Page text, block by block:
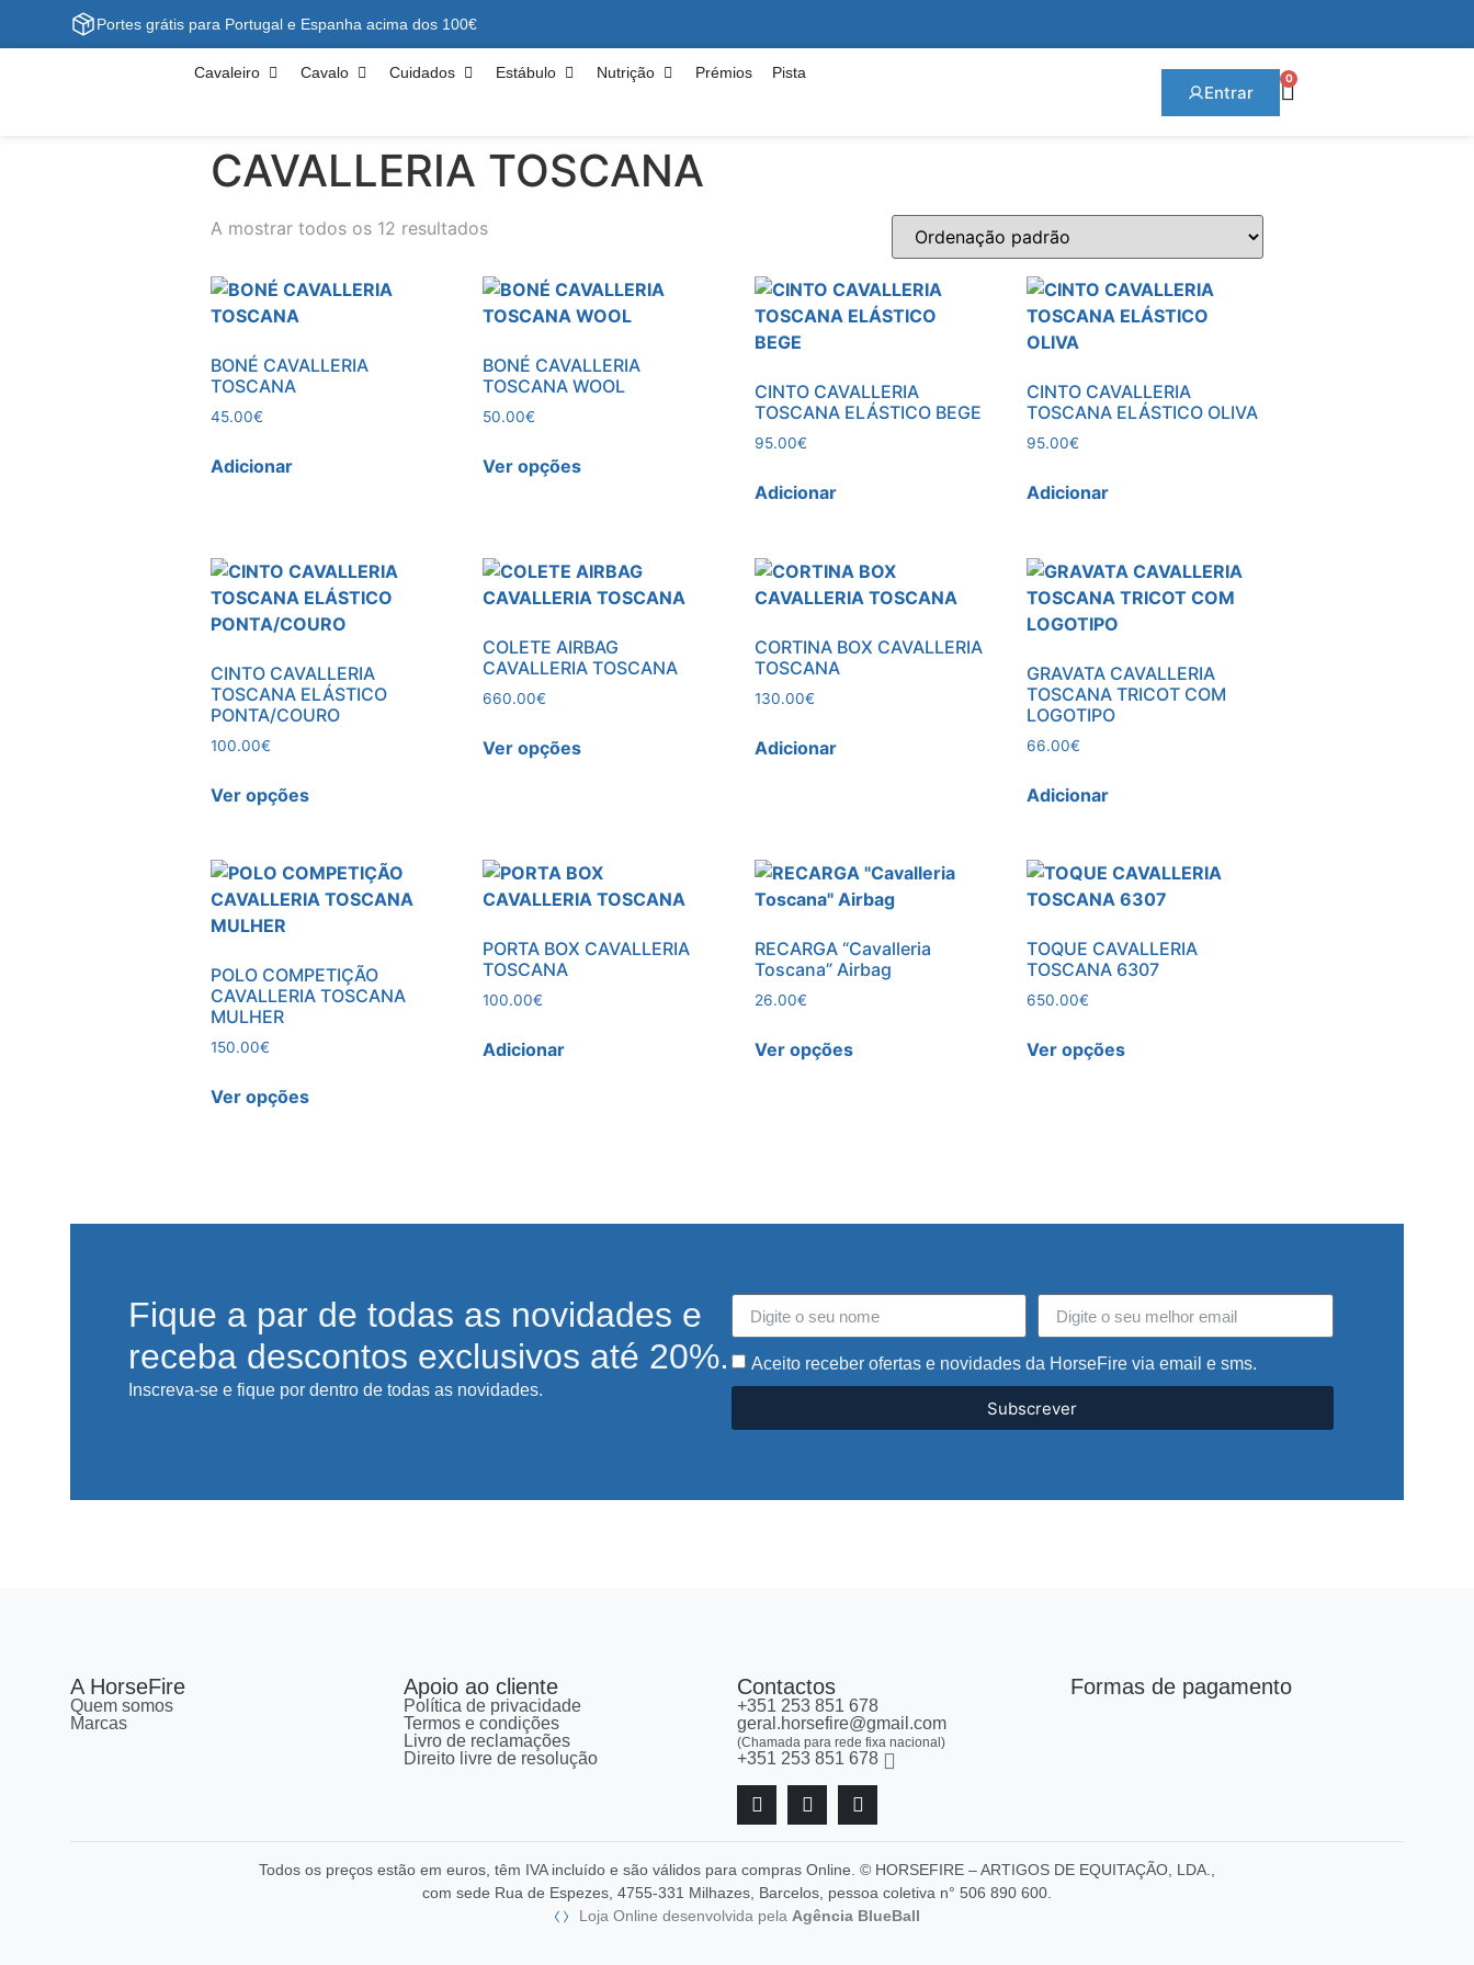
Portes grátis para Portugal e Espanha acima dos 100€
Cavaleiro Cavalo Cuidados Estábulo Nutrição Prémios Pista
Entrar
0
CAVALLERIA TOSCANA
A mostrar todos os 12 resultados
BONÉ CAVALLERIA
TOSCANA
45.00€
Adicionar
BONÉ CAVALLERIA
TOSCANA WOOL
50.00€
Ver opções
CINTO CAVALLERIA
TOSCANA ELÁSTICO BEGE
95.00€
Adicionar
CINTO CAVALLERIA
TOSCANA ELÁSTICO OLIVA
95.00€
Adicionar
CINTO CAVALLERIA
TOSCANA ELÁSTICO
PONTA/COURO
100.00€
Ver opções
COLETE AIRBAG
CAVALLERIA TOSCANA
660.00€
Ver opções
CORTINA BOX CAVALLERIA
TOSCANA
130.00€
Adicionar
GRAVATA CAVALLERIA
TOSCANA TRICOT COM
LOGOTIPO
66.00€
Adicionar
POLO COMPETIÇÃO
CAVALLERIA TOSCANA
MULHER
150.00€
Ver opções
PORTA BOX CAVALLERIA
TOSCANA
100.00€
Adicionar
RECARGA “Cavalleria
Toscana” Airbag
26.00€
Ver opções
TOQUE CAVALLERIA
TOSCANA 6307
650.00€
Ver opções
Fique a par de todas as novidades e
receba descontos exclusivos até 20%.
Inscreva-se e fique por dentro de todas as novidades.
Aceito receber ofertas e novidades da HorseFire via email e sms.
Subscrever
A HorseFire
Quem somos
Marcas
Apoio ao cliente
Política de privacidade
Termos e condições
Livro de reclamações
Direito livre de resolução
Contactos
+351 253 851 678
geral.horsefire@gmail.com
(Chamada para rede fixa nacional)
+351 253 851 678
Formas de pagamento
Todos os preços estão em euros, têm IVA incluído e são válidos para compras Online. © HORSEFIRE – ARTIGOS DE EQUITAÇÃO, LDA.,
com sede Rua de Espezes, 4755-331 Milhazes, Barcelos, pessoa coletiva n° 506 890 600.
Loja Online desenvolvida pela Agência BlueBall